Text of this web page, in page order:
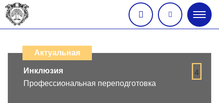
меню
дистанционных
образовательных
Актуальная
4
Инклюзия
Профессиональная переподготовка